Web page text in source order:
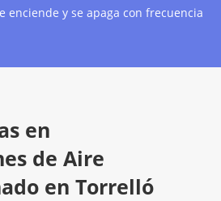
enciende y se apaga con frecuencia
en
de Aire
en Torrelló